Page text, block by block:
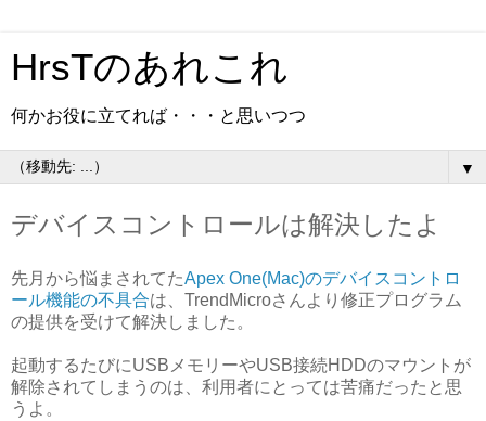
HrsTのあれこれ
何かお役に立てれば・・・と思いつつ
▼
デバイスコントロールは解決したよ
先月から悩まされてたApex One(Mac)のデバイスコントロ
ール機能の不具合は、TrendMicroさんより修正プログラム
の提供を受けて解決しました。
起動するたびにUSBメモリーやUSB接続HDDのマウントが
解除されてしまうのは、利用者にとっては苦痛だったと思
うよ。